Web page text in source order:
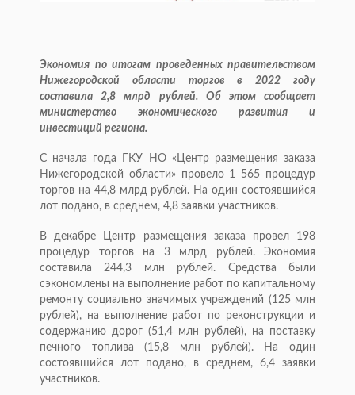
Экономия по итогам проведенных правительством
Нижегородской области торгов в 2022 году
составила 2,8 млрд рублей. Об этом сообщает
министерство экономического развития и
инвестиций региона.
С начала года ГКУ НО «Центр размещения заказа
Нижегородской области» провело 1 565 процедур
торгов на 44,8 млрд рублей. На один состоявшийся
лот подано, в среднем, 4,8 заявки участников.
В декабре Центр размещения заказа провел 198
процедур торгов на 3 млрд рублей. Экономия
составила 244,3 млн рублей. Средства были
сэкономлены на выполнение работ по капитальному
ремонту социально значимых учреждений (125 млн
рублей), на выполнение работ по реконструкции и
содержанию дорог (51,4 млн рублей), на поставку
печного топлива (15,8 млн рублей). На один
состоявшийся лот подано, в среднем, 6,4 заявки
участников.